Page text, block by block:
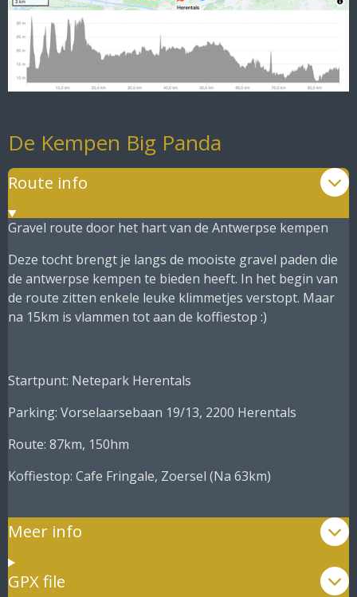
De Kempen Big Panda
Route info
Gravel route door het hart van de Antwerpse kempen
Deze tocht brengt je langs de mooiste gravel paden die
de antwerpse kempen te bieden heeft. In het begin van
de route zitten enkele leuke klimmetjes verstopt. Maar
na 15km is vlammen tot aan de koffiestop :)
Startpunt: Netepark Herentals
Parking: Vorselaarsebaan 19/13, 2200 Herentals
Route: 87km, 150hm
Koffiestop: Cafe Fringale, Zoersel (Na 63km)
Meer info
GPX file